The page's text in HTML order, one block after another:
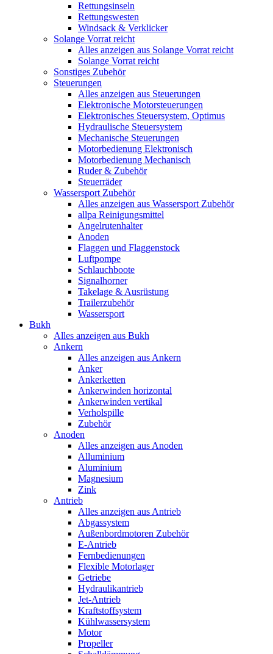
Rettungsinseln
Rettungswesten
Windsack & Verklicker
Solange Vorrat reicht
Alles anzeigen aus Solange Vorrat reicht
Solange Vorrat reicht
Sonstiges Zubehör
Steuerungen
Alles anzeigen aus Steuerungen
Elektronische Motorsteuerungen
Elektronisches Steuersystem, Optimus
Hydraulische Steuersystem
Mechanische Steuerungen
Motorbedienung Elektronisch
Motorbedienung Mechanisch
Ruder & Zubehör
Steuerräder
Wassersport Zubehör
Alles anzeigen aus Wassersport Zubehör
allpa Reinigungsmittel
Angelrutenhalter
Anoden
Flaggen und Flaggenstock
Luftpompe
Schlauchboote
Signalhorner
Takelage & Ausrüstung
Trailerzubehör
Wassersport
Bukh
Alles anzeigen aus Bukh
Ankern
Alles anzeigen aus Ankern
Anker
Ankerketten
Ankerwinden horizontal
Ankerwinden vertikal
Verholspille
Zubehör
Anoden
Alles anzeigen aus Anoden
Alluminium
Aluminium
Magnesium
Zink
Antrieb
Alles anzeigen aus Antrieb
Abgassystem
Außenbordmotoren Zubehör
E-Antrieb
Fernbedienungen
Flexible Motorlager
Getriebe
Hydraulikantrieb
Jet-Antrieb
Kraftstoffsystem
Kühlwassersystem
Motor
Propeller